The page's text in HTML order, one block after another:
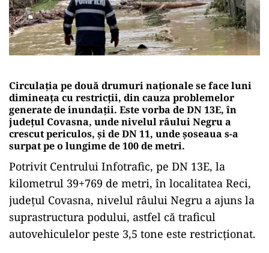
Circulația pe două drumuri naționale se face luni
dimineața cu restricții, din cauza problemelor
generate de inundații. Este vorba de DN 13E, în
județul Covasna, unde nivelul râului Negru a
crescut periculos, și de DN 11, unde șoseaua s-a
surpat pe o lungime de 100 de metri.
Potrivit Centrului Infotrafic, pe DN 13E, la
kilometrul 39+769 de metri, în localitatea Reci,
județul Covasna, nivelul râului Negru a ajuns la
suprastructura podului, astfel că traficul
autovehiculelor peste 3,5 tone este restricționat.